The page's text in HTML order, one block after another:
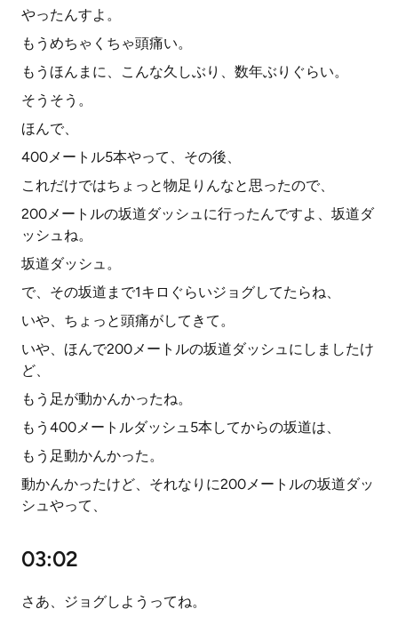
やったんすよ。
もうめちゃくちゃ頭痛い。
もうほんまに、こんな久しぶり、数年ぶりぐらい。
そうそう。
ほんで、
400メートル5本やって、その後、
これだけではちょっと物足りんなと思ったので、
200メートルの坂道ダッシュに行ったんですよ、坂道ダ
ッシュね。
坂道ダッシュ。
で、その坂道まで1キロぐらいジョグしてたらね、
いや、ちょっと頭痛がしてきて。
いや、ほんで200メートルの坂道ダッシュにしましたけ
ど、
もう足が動かんかったね。
もう400メートルダッシュ5本してからの坂道は、
もう足動かんかった。
動かんかったけど、それなりに200メートルの坂道ダッ
シュやって、
03:02
さあ、ジョグしようってね。